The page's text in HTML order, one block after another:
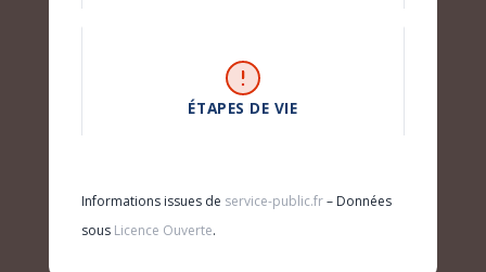
ÉTAPES DE VIE
Informations issues de service-public.fr– Données
sous Licence Ouverte.